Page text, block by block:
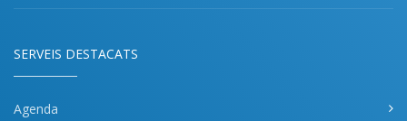
SERVEIS DESTACATS
Agenda